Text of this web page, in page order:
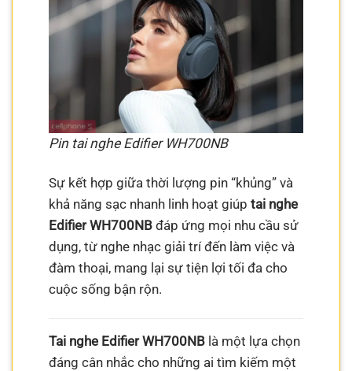
Pin tai nghe Edifier WH700NB
Sự kết hợp giữa thời lượng pin “khủng” và
khả năng sạc nhanh linh hoạt giúptai nghe
Edifier WH700NB đáp ứng mọi nhu cầu sử
dụng, từ nghe nhạc giải trí đến làm việc và
đàm thoại, mang lại sự tiện lợi tối đa cho
cuộc sống bận rộn.
Tai nghe Edifier WH700NB là một lựa chọn
đáng cân nhắc cho những ai tìm kiếm một